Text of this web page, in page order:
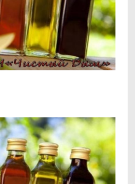
Link